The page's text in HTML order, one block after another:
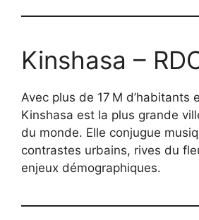
Kinshasa –
Avec plus de 17 M d’habitants
Kinshasa est la plus grande
du monde. Elle conjugue
contrastes urbains, rives du
enjeux démographiques.